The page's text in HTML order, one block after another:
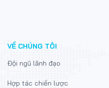
VỀ CHÚNG TÔI
Đội ngũ lãnh đạo
Hợp tác chiến lược